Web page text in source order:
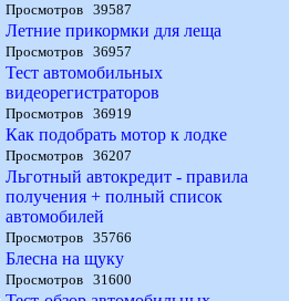
Просмотров 39587
Летние прикормки для леща
Просмотров 36957
Тест автомобильных
видеорегистраторов
Просмотров 36919
Как подобрать мотор к лодке
Просмотров 36207
Льготный автокредит - правила
получения + полный список
автомобилей
Просмотров 35766
Блесна на щуку
Просмотров 31600